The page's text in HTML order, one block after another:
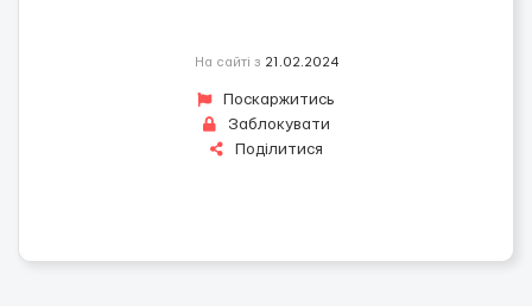
На сайті з 21.02.2024
Поскаржитись
Заблокувати
Поділитися